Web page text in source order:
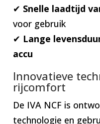
✔ Snelle laadtijd
voor gebruik
✔ Lange
accu
Innovatieve
rijcomfort
De IVA NCF is
technologie en